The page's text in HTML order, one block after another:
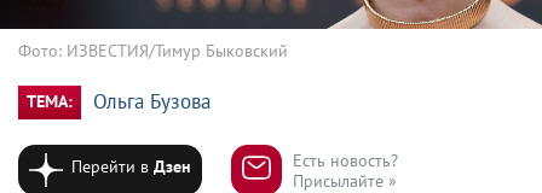
Фото: ИЗВЕСТИЯ/Тимур Быковский
ТЕМА: Ольга Бузова
Перейти вДзен
Есть новость?
Присылайте »